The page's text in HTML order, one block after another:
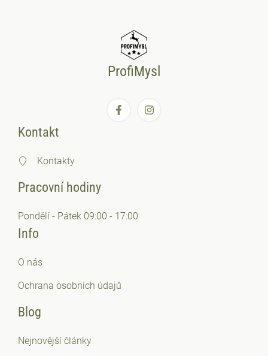
ProfiMysl
Kontakt
Kontakty
Pracovní hodiny
Pondělí - Pátek 09:00 - 17:00
Info
O nás
Ochrana osobních údajů
Blog
Nejnovější články